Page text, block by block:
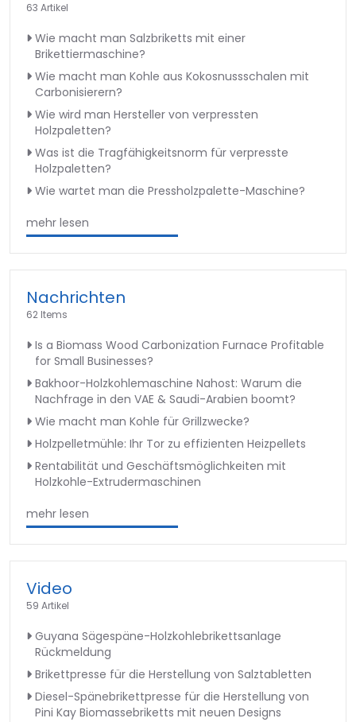
63 Artikel
Wie macht man Salzbriketts mit einer
Brikettiermaschine?
Wie macht man Kohle aus Kokosnussschalen mit
Carbonisierern?
Wie wird man Hersteller von verpressten
Holzpaletten?
Was ist die Tragfähigkeitsnorm für verpresste
Holzpaletten?
Wie wartet man die Pressholzpalette-Maschine?
mehr lesen
Nachrichten
62 Items
Is a Biomass Wood Carbonization Furnace Profitable
for Small Businesses?
Bakhoor-Holzkohlemaschine Nahost: Warum die
Nachfrage in den VAE & Saudi-Arabien boomt?
Wie macht man Kohle für Grillzwecke?
Holzpelletmühle: Ihr Tor zu effizienten Heizpellets
Rentabilität und Geschäftsmöglichkeiten mit
Holzkohle-Extrudermaschinen
mehr lesen
Video
59 Artikel
Guyana Sägespäne-Holzkohlebrikettsanlage
Rückmeldung
Brikettpresse für die Herstellung von Salztabletten
Diesel-Spänebrikettpresse für die Herstellung von
Pini Kay Biomassebriketts mit neuen Designs